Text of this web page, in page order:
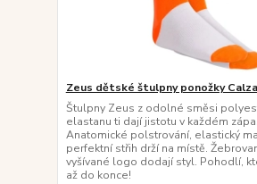
Zeus dětské štulpny ponožky
Štulpny Zeus z odolné směsi
elastanu ti dají jistotu v každém
Anatomické polstrování, elastický
perfektní střih drží na místě.
vyšívané logo dodají styl. Pohodlí,
až do konce!